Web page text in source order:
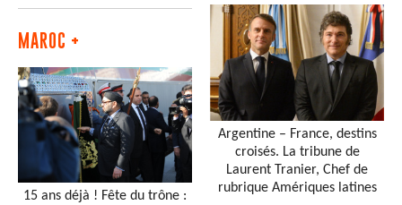
MAROC +
15 ans déjà ! Fête du trône :
Argentine – France, destins
croisés. La tribune de
Laurent Tranier, Chef de
rubrique Amériques latines